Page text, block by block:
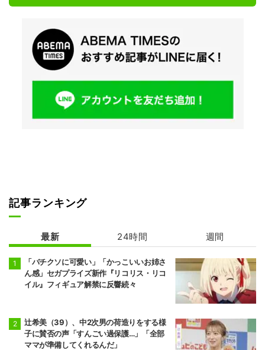
記事ランキング
最新 24時間 週間
「バチクソに可愛い」「かっこいいお姉さ
ん感」セガプライズ新作『リコリス・リコ
イル』フィギュア解禁に反響続々
辻希美（39）、中2次男の荷造りをする様
子に賛否の声「すんごい過保護…」「全部
ママが準備してくれるんだ」